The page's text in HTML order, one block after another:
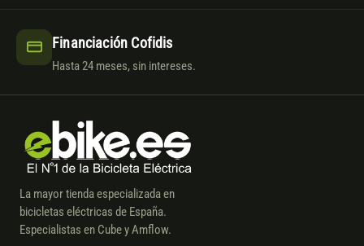
Financiación Cofidis
Hasta 24 meses, sin intereses.
La mayor tienda especializada en
bicicletas eléctricas de España.
Especialistas en Cube y Amflow.